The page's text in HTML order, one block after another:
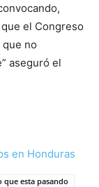
el Congreso
que no
aseguró el
en Honduras
que esta pasando